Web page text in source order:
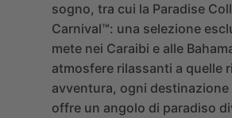
sogno, tra cui la Paradise
Carnival™: una selezione
mete nei Caraibi e alle
atmosfere rilassanti a quelle
avventura, ogni destinazione
offre un angolo di paradiso